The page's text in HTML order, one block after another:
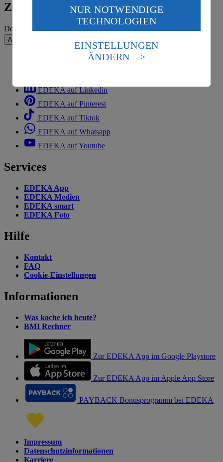
Zum Newsletter anmelden
Deine E-Mail-Adresse (Pflichtfeld)
Absenden
EDEKA auf Facebook
EDEKA auf Linkedin
EDEKA auf Pinterest
EDEKA auf Tiktok
EDEKA auf Whatsapp
EDEKA auf Youtube
Services
EDEKA App
EDEKA Medien
EDEKA smart
EDEKA Foto
Hilfe
Kontakt
FAQ
Cookie-Einstellungen
Informationen
Was koche ich heute?
BMI Rechner
Zur EDEKA App im Google Playstore
Zur EDEKA App im Apple App Store
PAYBACK Bonusprogramm bei EDEKA
Impressum
Datenschutzinformationen
Karriere
Wenn du auf „Aktivieren“ klickst, willigst du im Sinne
des Art. 49 Abs. 1 Satz 1 lit. a) DSGVO ein, dass deine
Daten in den USA verarbeitet werden. Der EuGH sieht
die USA als Land mit einem nach europäischen
Standards nicht angemessenen Datenschutzniveau an.
Es besteht das Risiko eines Zugriffs durch US-
Informationen zum Herausgeber der Seite findest du
im
NUR NOTWENDIGE
TECHNOLOGIEN
EINSTELLUNGEN
ÄNDERN